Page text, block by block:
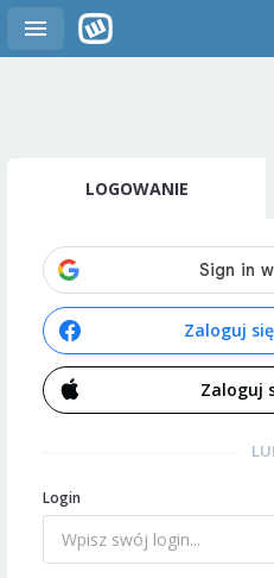
LOGOWANIE
Zaloguj
Zaloguj
Login